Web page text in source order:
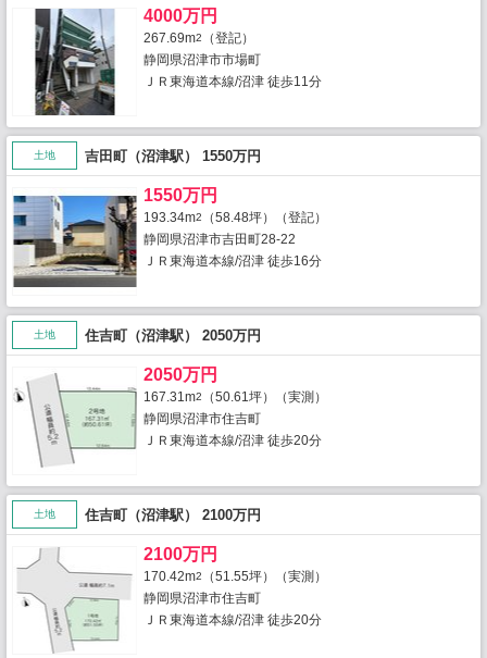
4000万円
267.69m2
（登記）
静岡県沼津市市場町
ＪＲ東海道本線/沼津 徒歩11分
土地 吉田町（沼津駅） 1550万円
1550万円
193.34m2
（58.48坪）（登記）
静岡県沼津市吉田町28-22
ＪＲ東海道本線/沼津 徒歩16分
土地 住吉町（沼津駅） 2050万円
2050万円
167.31m2
（50.61坪）（実測）
静岡県沼津市住吉町
ＪＲ東海道本線/沼津 徒歩20分
土地 住吉町（沼津駅） 2100万円
2100万円
170.42m2
（51.55坪）（実測）
静岡県沼津市住吉町
ＪＲ東海道本線/沼津 徒歩20分